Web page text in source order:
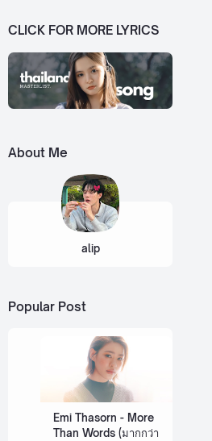
CLICK FOR MORE LYRICS
About Me
alip
Popular Post
Emi Thasorn - More
Than Words (มากกว่า